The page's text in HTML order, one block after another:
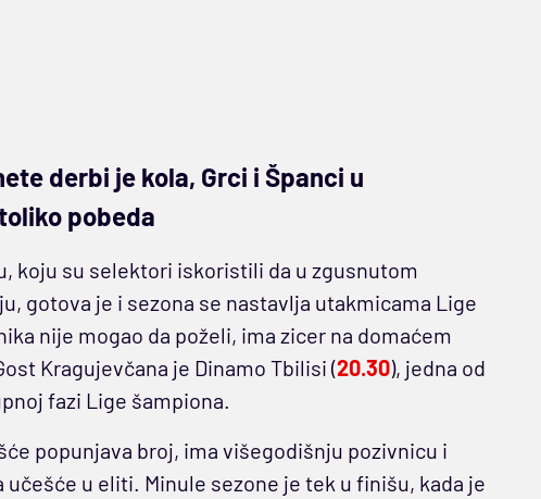
derbi je kola, Grci i Španci u
pobeda
koju su selektori iskoristili da u zgusnutom
gotova je i sezona se nastavlja utakmicama Lige
nije mogao da poželi, ima zicer na domaćem
Kragujevčana je Dinamo Tbilisi (20.30), jedna od
fazi Lige šampiona.
popunjava broj, ima višegodišnju pozivnicu i
u eliti. Minule sezone je tek u finišu, kada je